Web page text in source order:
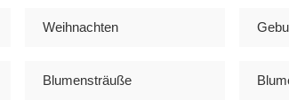
Weihnachten
Blumensträuße